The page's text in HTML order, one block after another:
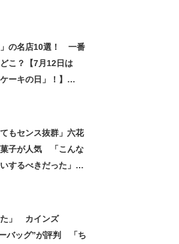
の名店10選！ 一番
こ？【7月12日は
ーキの日」！】
もセンス抜群」六花
菓子が人気 「こんな
するべきだった」
た」 カインズ
バッグ”が評判 「ち